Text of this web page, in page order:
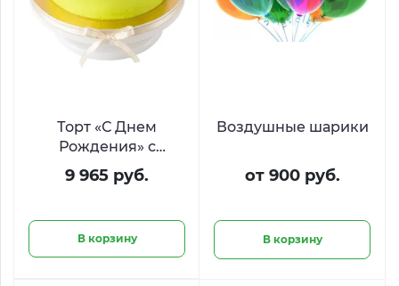
Торт «С Днем
Рождения» с
ягодами и печеньем
Oreo
9 965 руб.
В корзину
Воздушные шарики
от 900 руб.
В корзину